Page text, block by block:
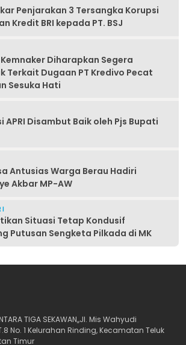
Penjarakan 3 Tersangka Korupsi
Kredit BRI kepada PT. BSJ
Kemnaker Diharapkan Segera
Terkait Dugaan PT Kredivo Pecat
Sesuka Hati
APRI Disambut Baik oleh Pjs Bupati
Antusias Warga Berau Hadiri
Akbar MP-AW
Situasi Tetap Kondusif
Putusan Sengketa Pilkada di MK
TIGA SEKAWAN,,Jl. Mis Wahyudi
No. 1 Kelurahan Rinding, Kecamatan Teluk
Timur